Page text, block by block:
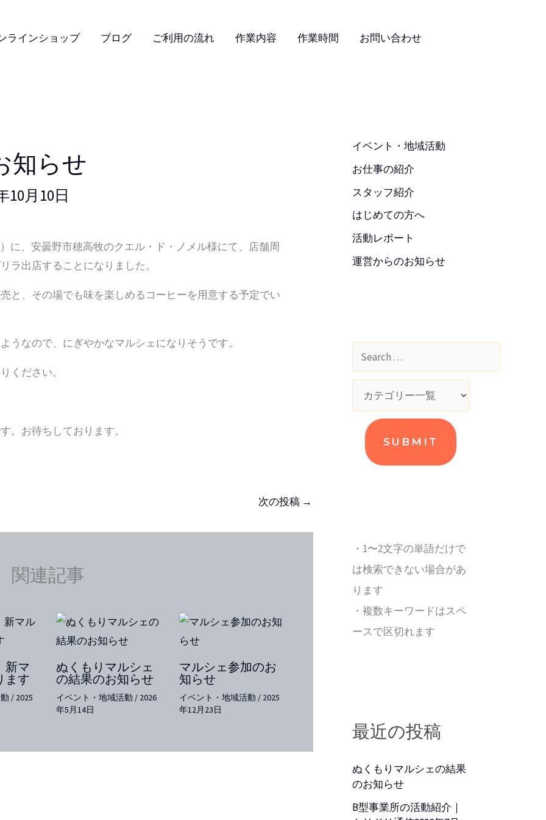
ラインショップ ブログ ご利用の流れ 作業内容 作業時間 お問い合わせ
知らせ
10月10日
に、安曇野市穂高牧のクエル・ド・ノメル様にて、店舗周
ラ出店することになりました。
、その場でも味を楽しめるコーヒーを用意する予定でい
なので、にぎやかなマルシェになりそうです。
ください。
お待ちしております。
次の投稿 →
関連記事
新マ
ます
/ 2025
ぬくもりマルシェ
の結果のお知らせ
イベント・地域活動 / 2026
年5月14日
マルシェ参加のお
知らせ
イベント・地域活動 / 2025
年12月23日
イベント・地域活動
お仕事の紹介
スタッフ紹介
はじめての方へ
活動レポート
運営からのお知らせ
・1〜2文字の単語だけで
は検索できない場合があ
ります
・複数キーワードはスペ
ースで区切れます
最近の投稿
ぬくもりマルシェの結果
のお知らせ
B型事業所の活動紹介｜